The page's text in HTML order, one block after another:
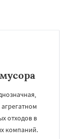
отходов в
компаний.